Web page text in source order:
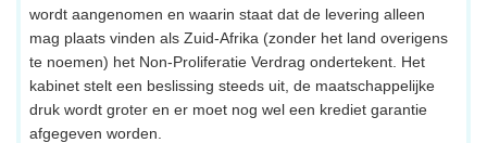
wordt aangenomen en waarin staat dat de levering alleen
mag plaats vinden als Zuid-Afrika (zonder het land overigens
te noemen) het Non-Proliferatie Verdrag ondertekent. Het
kabinet stelt een beslissing steeds uit, de maatschappelijke
druk wordt groter en er moet nog wel een krediet garantie
afgegeven worden.